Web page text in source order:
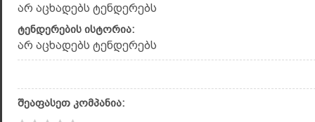
არ აცხადებს ტენდერებს
ტენდერების ისტორია:
არ აცხადებს ტენდერებს
შეაფასეთ კომპანია: